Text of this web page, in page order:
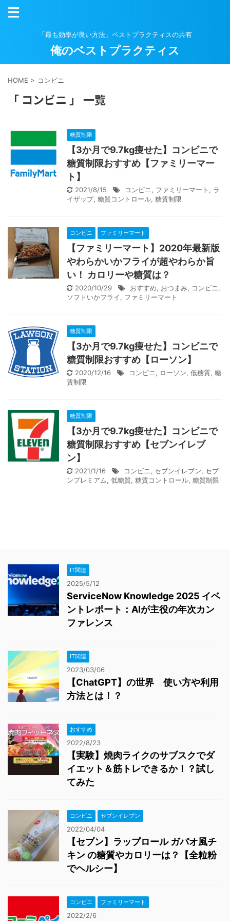
「最も効率が良い方法」ベストプラクティスの共有
俺のベストプラクティス
HOME > コンビニ
「 コンビニ 」 一覧
糖質制限
【3か月で9.7kg痩せた】コンビニで
糖質制限おすすめ【ファミリーマー
ト】
2021/8/15 コンビニ , ファミリーマート , ラ
イザップ, 糖質コントロール, 糖質制限
コンビニ ファミリーマート
【ファミリーマート】2020年最新版
やわらかいかフライが超やわらか旨
い！ カロリーや糖質は？
2020/10/29 おすすめ, おつまみ, コンビニ ,
ソフトいかフライ, ファミリーマート
糖質制限
【3か月で9.7kg痩せた】コンビニで
糖質制限おすすめ【ローソン】
2020/12/16 コンビニ , ローソン, 低糖質, 糖
質制限
糖質制限
【3か月で9.7kg痩せた】コンビニで
糖質制限おすすめ【セブンイレブ
ン】
2021/1/16 コンビニ , セブンイレブン, セブ
ンプレミアム, 低糖質, 糖質コントロール, 糖質制限
IT関連
2025/5/12
ServiceNow Knowledge 2025 イベ
ントレポート：AIが主役の年次カン
ファレンス
IT関連
2023/03/06
【ChatGPT】の世界 使い方や利用
方法とは！？
おすすめ
2022/8/23
【実験】焼肉ライクのサブスクでダ
イエット＆筋トレできるか！？試し
てみた
コンビニ セブンイレブン
2022/04/04
【セブン】ラップロール ガパオ風チ
キン の糖質やカロリーは？【全粒粉
でヘルシー】
コンビニ ファミリーマート
2022/2/6